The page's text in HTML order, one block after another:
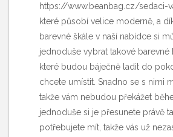
https://www.beanbag.cz/sedaci-
které působí velice moderně, a
barevné škále v naší nabídce si
jednoduše vybrat takové barevné
které budou báječně ladit do
chcete umístit. Snadno se s nimi
takže vám nebudou překážet
jednoduše si je přesunete právě
potřebujete mít, takže vás už